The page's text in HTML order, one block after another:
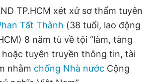
Bạn cần biết
soạn Liên hệ quảng cáo
TP.HCM xét xử sơ thẩm tuyên
Tất Thành (38 tuổi, lao động
8 năm tù về tội “làm, tàng
tuyên truyền thông tin, tài
nhằm chống Nhà nước Cộng